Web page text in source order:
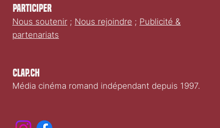
Clap.ch
Média cinéma romand indépendant depuis 1997.
Participer
Nous soutenir ; Nous rejoindre ; Publicité &
partenariats